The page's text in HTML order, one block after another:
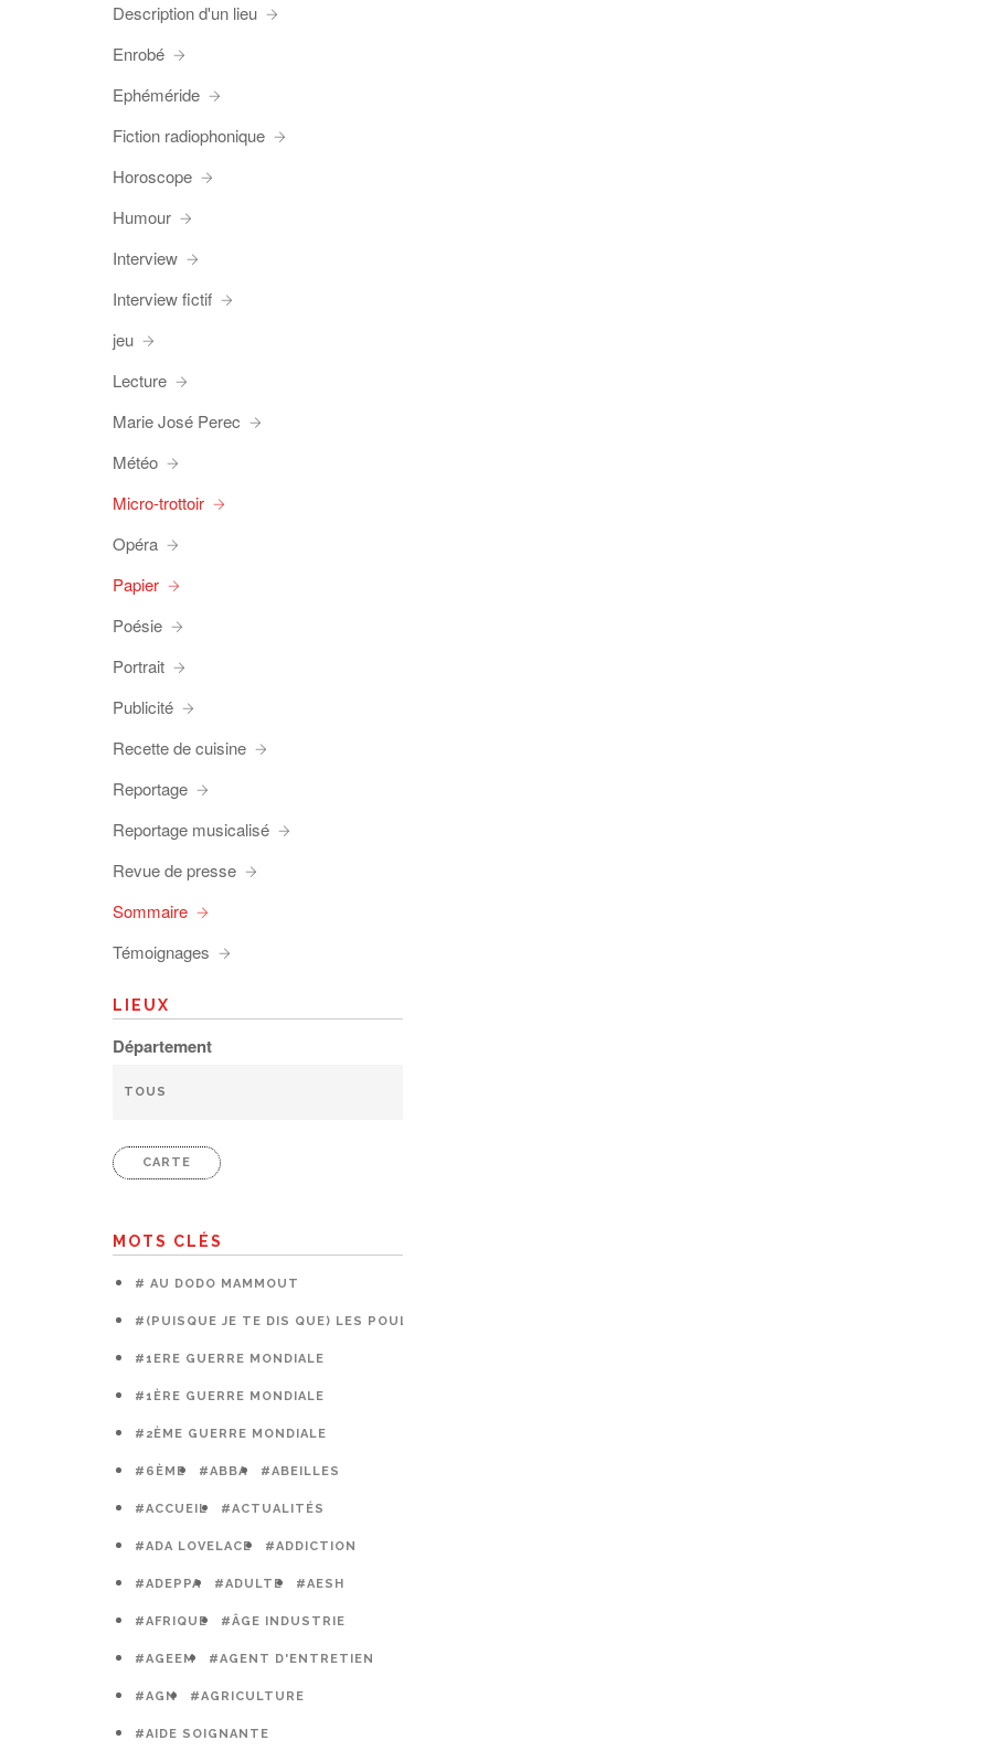
Description d'un lieu
Enrobé
Ephéméride
Fiction radiophonique
Horoscope
Humour
Interview
Interview fictif
jeu
Lecture
Marie José Perec
Météo
Micro-trottoir
Opéra
Papier
Poésie
Portrait
Publicité
Recette de cuisine
Reportage
Reportage musicalisé
Revue de presse
Sommaire
Témoignages
LIEUX
Département
CARTE
MOTS CLÉS
# AU DODO MAMMOUT
#(PUISQUE JE TE DIS QUE) LES POULES PRÉFÈRENT LES CAGES
#1ERE GUERRE MONDIALE
#1ÈRE GUERRE MONDIALE
#2ÈME GUERRE MONDIALE
#6ÈME #ABBA #ABEILLES
#ACCUEIL #ACTUALITÉS
#ADA LOVELACE #ADDICTION
#ADEPPA #ADULTE #AESH
#AFRIQUE #ÂGE INDUSTRIE
#AGEEM #AGENT D'ENTRETIEN
#AGN #AGRICULTURE
#AIDE SOIGNANTE